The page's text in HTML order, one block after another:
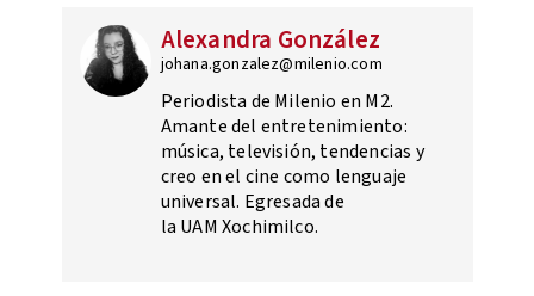
Alexandra González
johana.gonzalez@milenio.com
Periodista de Milenio en M2.
Amante del entretenimiento:
música, televisión, tendencias y
creo en el cine como lenguaje
universal. Egresada de
la UAM Xochimilco.